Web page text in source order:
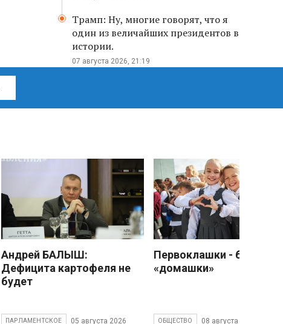
Трамп: Ну, многие говорят, что я
один из величайших президентов в
истории.
07 августа 2026, 21:19
Андрей БАЛЫШ:
Дефицита картофеля не
будет
ПАРЛАМЕНТСКОЕ 05 августа 2026
Первоклашки - без
«домашки»
ОБЩЕСТВО 08 августа 2026